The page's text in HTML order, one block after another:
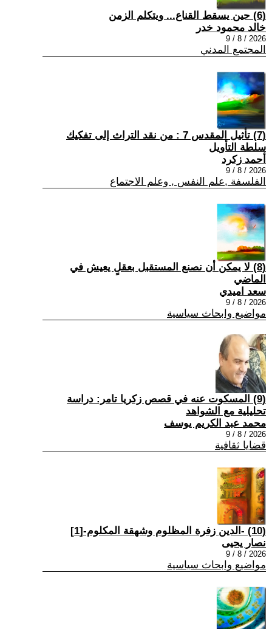
(6) حين يسقط القناع... ويتكلم الزمن
خالد محمود خدر
2026 / 8 / 9
المجتمع المدني
(7) تأثيل المقدس 7 : من نقد التراث إلى تفكيك
سلطة التأويل
أحمد زكرد
2026 / 8 / 9
الفلسفة ,علم النفس , وعلم الاجتماع
(8) لا يمكن أن نصنع المستقبل بعقلٍ يعيش في
الماضي
سعد اميدي
2026 / 8 / 9
مواضيع وابحاث سياسية
(9) المسكوت عنه في قصص زكريا تامر: دراسة
تحليلية مع الشواهد
محمد عبد الكريم يوسف
2026 / 8 / 9
قضايا ثقافية
(10) -الدين زفرة المظلوم وشهقة المكلوم-[1]
نصار يحيى
2026 / 8 / 9
مواضيع وابحاث سياسية